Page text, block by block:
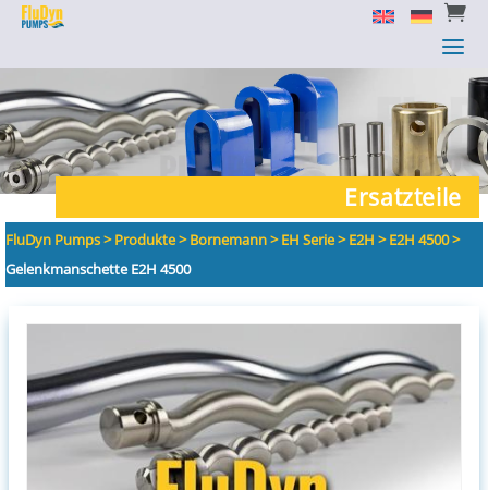

a

a
Ersatzteile
FluDyn Pumps>Produkte>Bornemann>EH Serie>E2H >E2H 4500>
Gelenkmanschette E2H 4500